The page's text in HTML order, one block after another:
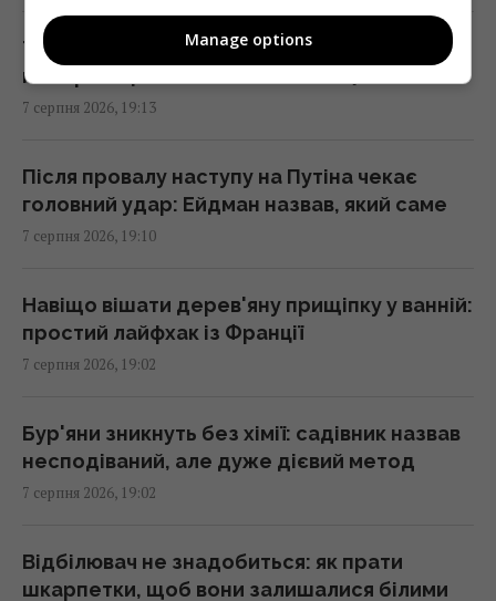
18:33 п'ятниця, 07 серпня 2026
Коли їсти помідори для повного засвоєння
вітамінів: вчені дали чітку відповідь
Складено топ-10 найочікуваніших ігор 2027
року – серед них є український проєкт
Бюджетний вибір: названо головний
автомобільний бестселер у Європі
У двох районах Києва зникло світло: в ДТЕК
назвали причину
Тест на IQ: потрібно знайти три відмінності
на картинці чоловіка з кавою за 7 с
7 серпня 2026, 19:13
Після провалу наступу на Путіна чекає
головний удар: Ейдман назвав, який саме
7 серпня 2026, 19:10
Навіщо вішати дерев'яну прищіпку у ванній:
простий лайфхак із Франції
7 серпня 2026, 19:02
Бур'яни зникнуть без хімії: садівник назвав
несподіваний, але дуже дієвий метод
7 серпня 2026, 19:02
Відбілювач не знадобиться: як прати
шкарпетки, щоб вони залишалися білими
Manage options